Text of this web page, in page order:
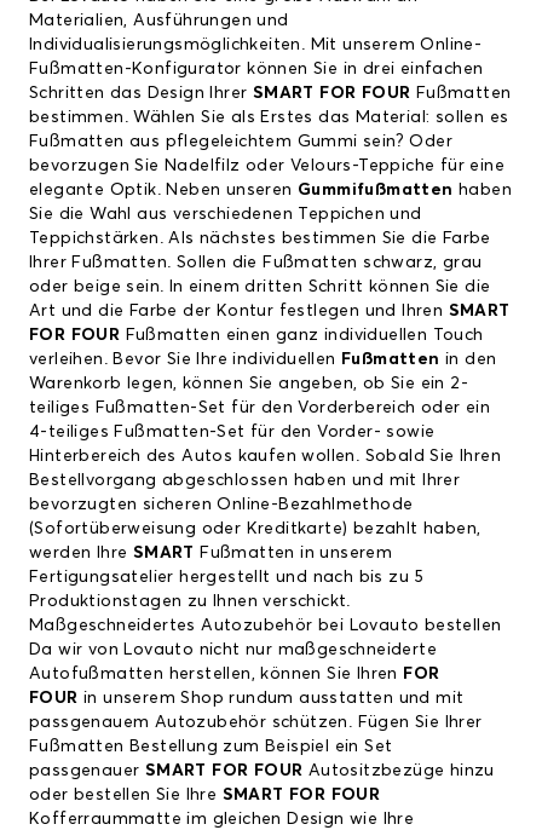
Materialien, Ausführungen und
Individualisierungsmöglichkeiten. Mit unserem Online-
Fußmatten-Konfigurator können Sie in drei einfachen
Schritten das Design Ihrer SMART FOR FOUR Fußmatten
bestimmen. Wählen Sie als Erstes das Material: sollen es
Fußmatten aus pflegeleichtem Gummi sein? Oder
bevorzugen Sie Nadelfilz oder Velours-Teppiche für eine
elegante Optik. Neben unseren Gummifußmatten haben
Sie die Wahl aus verschiedenen Teppichen und
Teppichstärken. Als nächstes bestimmen Sie die Farbe
Ihrer Fußmatten. Sollen die Fußmatten schwarz, grau
oder beige sein. In einem dritten Schritt können Sie die
Art und die Farbe der Kontur festlegen und Ihren SMART
FOR FOUR Fußmatten einen ganz individuellen Touch
verleihen. Bevor Sie Ihre individuellen Fußmatten in den
Warenkorb legen, können Sie angeben, ob Sie ein 2-
teiliges Fußmatten-Set für den Vorderbereich oder ein
4-teiliges Fußmatten-Set für den Vorder- sowie
Hinterbereich des Autos kaufen wollen. Sobald Sie Ihren
Bestellvorgang abgeschlossen haben und mit Ihrer
bevorzugten sicheren Online-Bezahlmethode
(Sofortüberweisung oder Kreditkarte) bezahlt haben,
werden Ihre SMART Fußmatten in unserem
Fertigungsatelier hergestellt und nach bis zu 5
Produktionstagen zu Ihnen verschickt.
Maßgeschneidertes Autozubehör bei Lovauto bestellen
Da wir von Lovauto nicht nur maßgeschneiderte
Autofußmatten herstellen, können Sie Ihren FOR
FOUR in unserem Shop rundum ausstatten und mit
passgenauem Autozubehör schützen. Fügen Sie Ihrer
Fußmatten Bestellung zum Beispiel ein Set
passgenauer SMART FOR FOUR Autositzbezüge hinzu
oder bestellen Sie Ihre SMART FOR FOUR
Kofferraummatte im gleichen Design wie Ihre